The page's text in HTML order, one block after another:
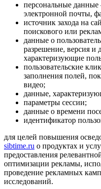
персональные данные
электронной почты,
источник захода на
поискового или
данные о
разрешение, версия и
характеризующие
пользовательские
заполнения полей,
видео;
данные,
параметры сессии;
данные о времени
идентификатор
для целей повышения
sibtime.ru о продуктах и
предоставления
оптимизации рекламы,
проведение рекламных
исследований.